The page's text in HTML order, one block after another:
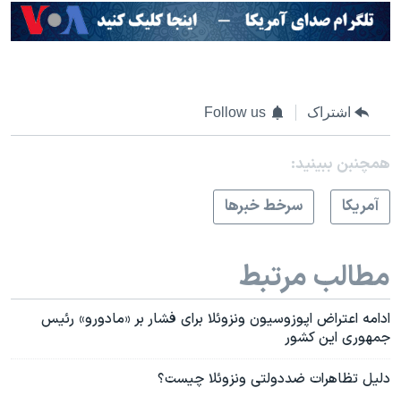
اشتراک Follow us
همچنبن ببینید:
آمريکا
سرخط خبرها
مطالب مرتبط
ادامه اعتراض اپوزوسیون ونزوئلا برای فشار بر «مادورو» رئیس
جمهوری این کشور
دلیل تظاهرات ضددولتی ونزوئلا چیست؟